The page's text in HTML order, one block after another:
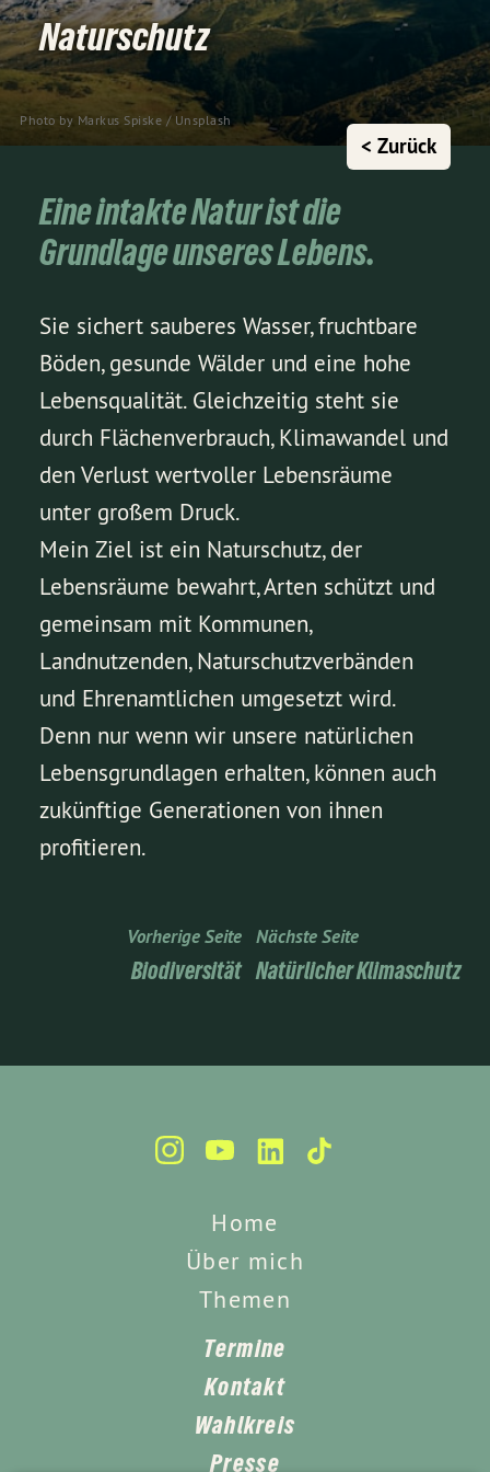
Photo by Markus Spiske / Unsplash
Naturschutz
< Zurück
Eine intakte Natur ist die
Grundlage unseres Lebens.
Sie sichert sauberes Wasser, fruchtbare
Böden, gesunde Wälder und eine hohe
Lebensqualität. Gleichzeitig steht sie
durch Flächenverbrauch, Klimawandel und
den Verlust wertvoller Lebensräume
unter großem Druck.
Mein Ziel ist ein Naturschutz, der
Lebensräume bewahrt, Arten schützt und
gemeinsam mit Kommunen,
Landnutzenden, Naturschutzverbänden
und Ehrenamtlichen umgesetzt wird.
Denn nur wenn wir unsere natürlichen
Lebensgrundlagen erhalten, können auch
zukünftige Generationen von ihnen
profitieren.
Vorherige Seite
Biodiversität
Nächste Seite
Natürlicher Klimaschutz
Home
Über mich
Themen
Termine
Kontakt
Wahlkreis
Presse